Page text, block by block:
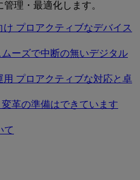
理・最適化します。
け プロアクティブなデバイス
ムーズで中断の無いデジタル
用 プロアクティブな対応と卓
変革の準備はできています
て